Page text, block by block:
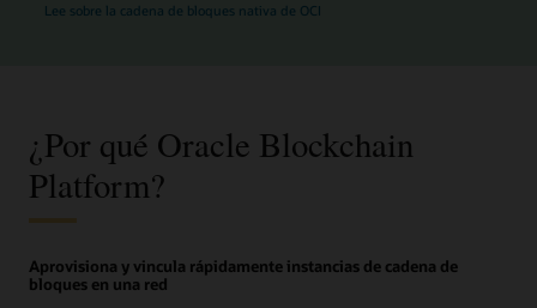
Lee sobre la cadena de bloques nativa de OCI
¿Por qué Oracle Blockchain
Platform?
Aprovisiona y vincula rápidamente instancias de cadena de
bloques en una red